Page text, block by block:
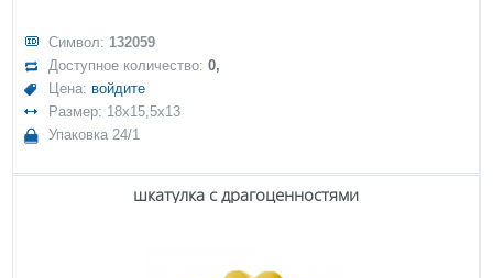
Символ: 132059
Доступное количество:0,
Цена: войдите
Размер: 18x15,5x13
Упаковка 24/1
шкатулка с драгоценностями